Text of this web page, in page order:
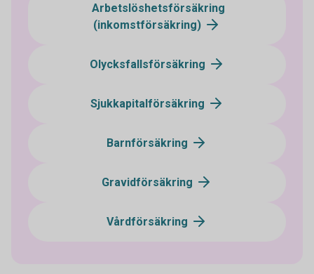
Arbetslöshetsförsäkring
(inkomstförsäkring)
Olycksfallsförsäkring
Sjukkapitalförsäkring
Barnförsäkring
Gravidförsäkring
Vårdförsäkring